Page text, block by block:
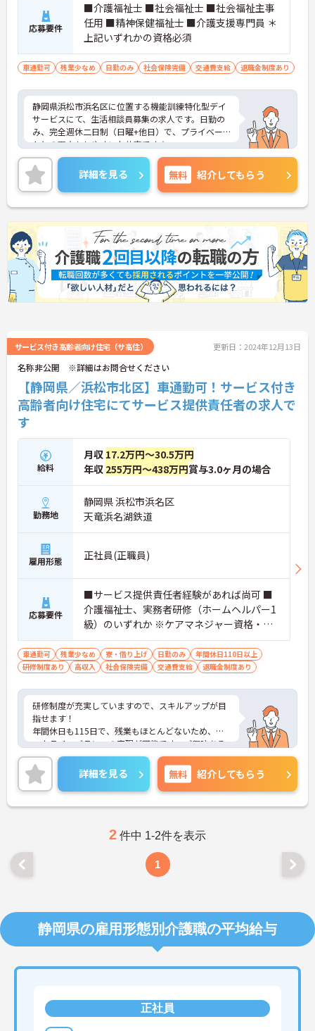
応募要件
■介護福祉士 ■社会福祉士 ■社会福祉主事
任用 ■精神保健福祉士 ■介護支援専門員 ＊
上記いずれかの資格必須
車通勤可 残業少なめ 日勤のみ 社会保険完備 交通費支給 退職金制度あり
静岡県浜松市浜名区に位置する機能訓練特化型デイ
サービスにて、生活相談員募集の求人です。日勤の
み、完全週休二日制（日曜+他日）で、プライベー
トとの両立もしやすいお仕事です☆
ご興味ある方には、面接対策ポイントなど、さらに
詳細をお話しいたしますのでお気軽にご相談くださ
い！
詳細を見る 無料 紹介してもらう
サービス付き高齢者向け住宅（サ高住） 更新日：2024年12月13日
名称非公開 ※詳細はお問合せください
【静岡県／浜松市北区】車通勤可！サービス付き
高齢者向け住宅にてサービス提供責任者の求人で
す
給料
月収 17.2万円～30.5万円
年収 255万円～438万円賞与3.0ヶ月の場合
勤務地
静岡県 浜松市浜名区
天竜浜名湖鉄道
雇用形態 正社員(正職員)
応募要件
■サービス提供責任者経験があれば尚可 ■
介護福祉士、実務者研修（ホームヘルパー1
級）のいずれか ※ケアマネジャー資格・経
験あれば尚可 ■普通自動車運転免許（AT限
定可）
車通勤可 残業少なめ 寮・借り上げ 日勤のみ
年間休日110日以上
研修制度あり
高収入 社会保険完備 交通費支給 退職金制度あり
研修制度が充実していますので、スキルアップが目
指せます！
年間休日も115日で、残業もほとんどないため、ワ
ークライフバランスの実現が可能です。ご興味ある
方には、面接対策ポイントなど、さらに詳細をお話
しいたしますのでお気軽にご相談ください！
詳細を見る 無料 紹介してもらう
2 件中 1-2件を表示
1
静岡県の雇用形態別介護職の平均給与
正社員